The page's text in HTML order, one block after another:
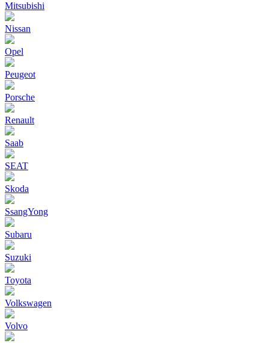
Mitsubishi
Nissan
Opel
Peugeot
Porsche
Renault
Saab
SEAT
Skoda
SsangYong
Subaru
Suzuki
Toyota
Volkswagen
Volvo